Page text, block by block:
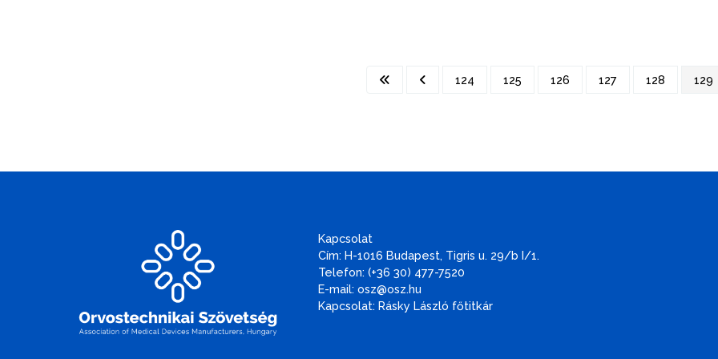
124 125 126 127 128 129
Kapcsolat
Cím: H-1016 Budapest, Tigris u. 29/b I/1.
Telefon: (+36 30) 477-7520
E-mail: osz@osz.hu
Kapcsolat: Rásky László főtitkár